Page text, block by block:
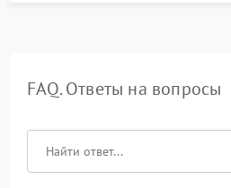
FAQ. Ответы на вопросы